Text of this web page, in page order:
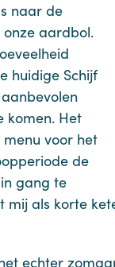
naar de
aardbol.
huidige Schijf
komen. Het
voor het
de
gang te
als korte
echter